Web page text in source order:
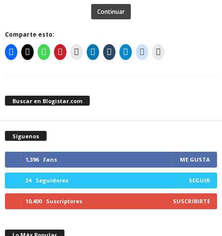
Continuar
Comparte esto:
Buscar en Blogistar.com
Síguenos
1,396 Fans ME GUSTA
24 Seguidores SEGUIR
10,400 Suscriptores SUSCRIBIRTE